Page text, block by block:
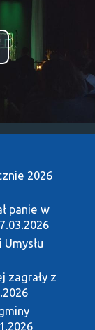
2026
panie w
zagrały z